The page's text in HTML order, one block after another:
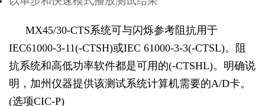
MX45/30-CTS系统可与闪烁参考阻抗用于
IEC61000-3-11(-CTSH)或IEC 61000-3-3(-CTSL)。阻
抗系统和高低功率软件都是可用的(-CTSHL)。明确说
明，加州仪器提供该测试系统计算机需要的A/D卡。
(选项CIC-P)